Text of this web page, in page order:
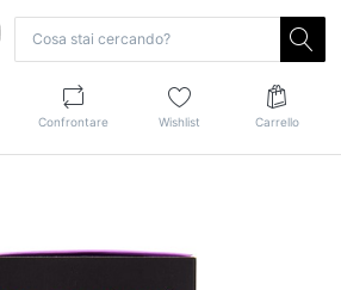
Confrontare Wishlist Carrello